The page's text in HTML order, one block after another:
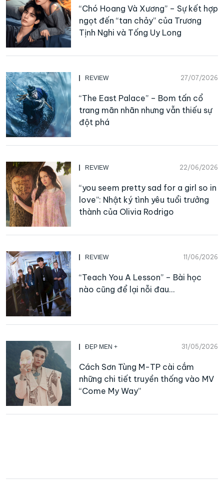
“Chó Hoang Và Xương” – Sự kết hợp
ngọt đến “tan chảy” của Trương
Tịnh Nghi và Tống Uy Long
REVIEW 27/07/2026
“The East Palace” – Bom tấn cổ
trang mãn nhãn nhưng vẫn thiếu sự
đột phá
REVIEW 22/06/2026
“you seem pretty sad for a girl so in
love”: Nhật ký tình yêu tuổi trưởng
thành của Olivia Rodrigo
REVIEW 11/06/2026
“Teach You A Lesson” – Bài học
nào cũng để lại nỗi đau…
ĐẸP MEN + 31/05/2026
Cách Sơn Tùng M-TP cài cắm
những chi tiết truyền thống vào MV
“Come My Way”